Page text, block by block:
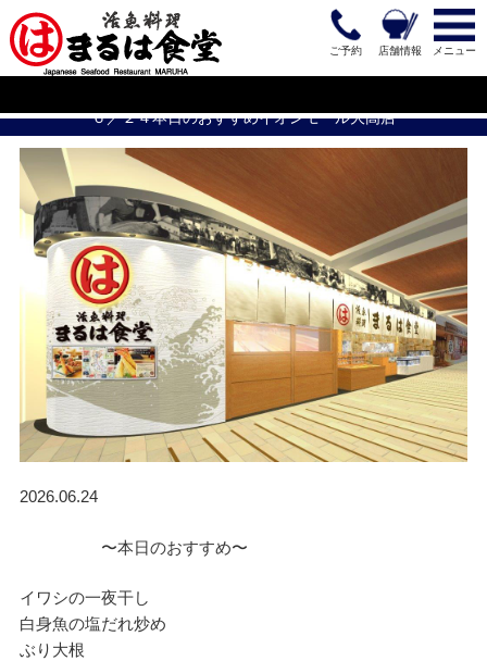
メニュー
店舗情報
ご予約
６／２４本日のおすすめイオンモール大高店
2026.06.24
〜本日のおすすめ〜
イワシの一夜干し
白身魚の塩だれ炒め
ぶり大根